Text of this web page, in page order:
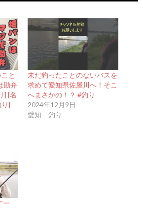
と
勘弁
] [名
]
未だ釣ったことのないバスを
求めて愛知県佐屋川へ！そこ
へまさかの！？ #釣り
2024年12月9日
愛知 釣り
ー